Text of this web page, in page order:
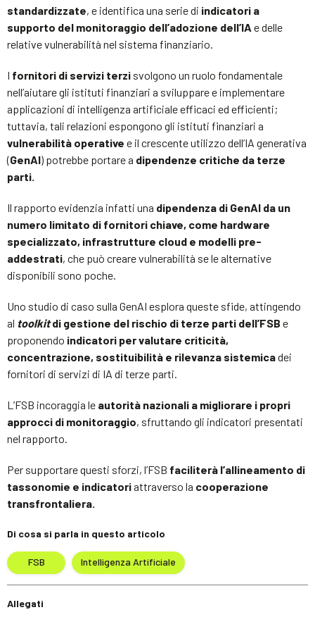
standardizzate, e identifica una serie di indicatori a
supporto del monitoraggio dell’adozione dell’IA e delle
relative vulnerabilità nel sistema finanziario.
I fornitori di servizi terzi svolgono un ruolo fondamentale
nell’aiutare gli istituti finanziari a sviluppare e implementare
applicazioni di intelligenza artificiale efficaci ed efficienti;
tuttavia, tali relazioni espongono gli istituti finanziari a
vulnerabilità operative e il crescente utilizzo dell’IA generativa
(GenAI) potrebbe portare a dipendenze critiche da terze
parti.
Il rapporto evidenzia infatti una dipendenza di GenAI da un
numero limitato di fornitori chiave, come hardware
specializzato, infrastrutture cloud e modelli pre-
addestrati, che può creare vulnerabilità se le alternative
disponibili sono poche.
Uno studio di caso sulla GenAI esplora queste sfide, attingendo
al toolkitdi gestione del rischio di terze parti dell’FSB e
proponendo indicatori per valutare criticità,
concentrazione, sostituibilità e rilevanza sistemicadei
fornitori di servizi di IA di terze parti.
L’FSB incoraggia le autorità nazionali a migliorare i propri
approcci di monitoraggio, sfruttando gli indicatori presentati
nel rapporto.
Per supportare questi sforzi, l’FSB faciliterà l’allineamento di
tassonomie e indicatoriattraverso la cooperazione
transfrontaliera.
Di cosa si parla in questo articolo
FSB Intelligenza Artificiale
Allegati